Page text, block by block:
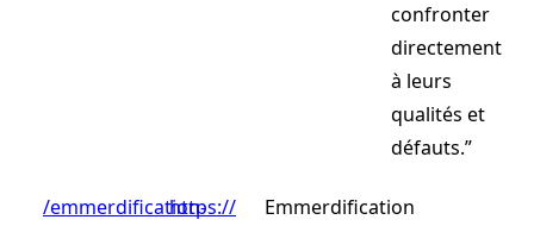
confronter
directement
à leurs
qualités et
défauts.”
/emmerdification-
https://
Emmerdification